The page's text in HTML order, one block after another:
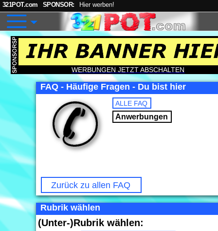
321POT.com SPONSOR: Hier werben!
WERBUNGEN JETZT ABSCHALTEN
FAQ - Häufige Fragen - Du bist hier
ALLE FAQ
Anwerbungen
Zurück zu allen FAQ
Rubrik wählen
(Unter-)Rubrik wählen: